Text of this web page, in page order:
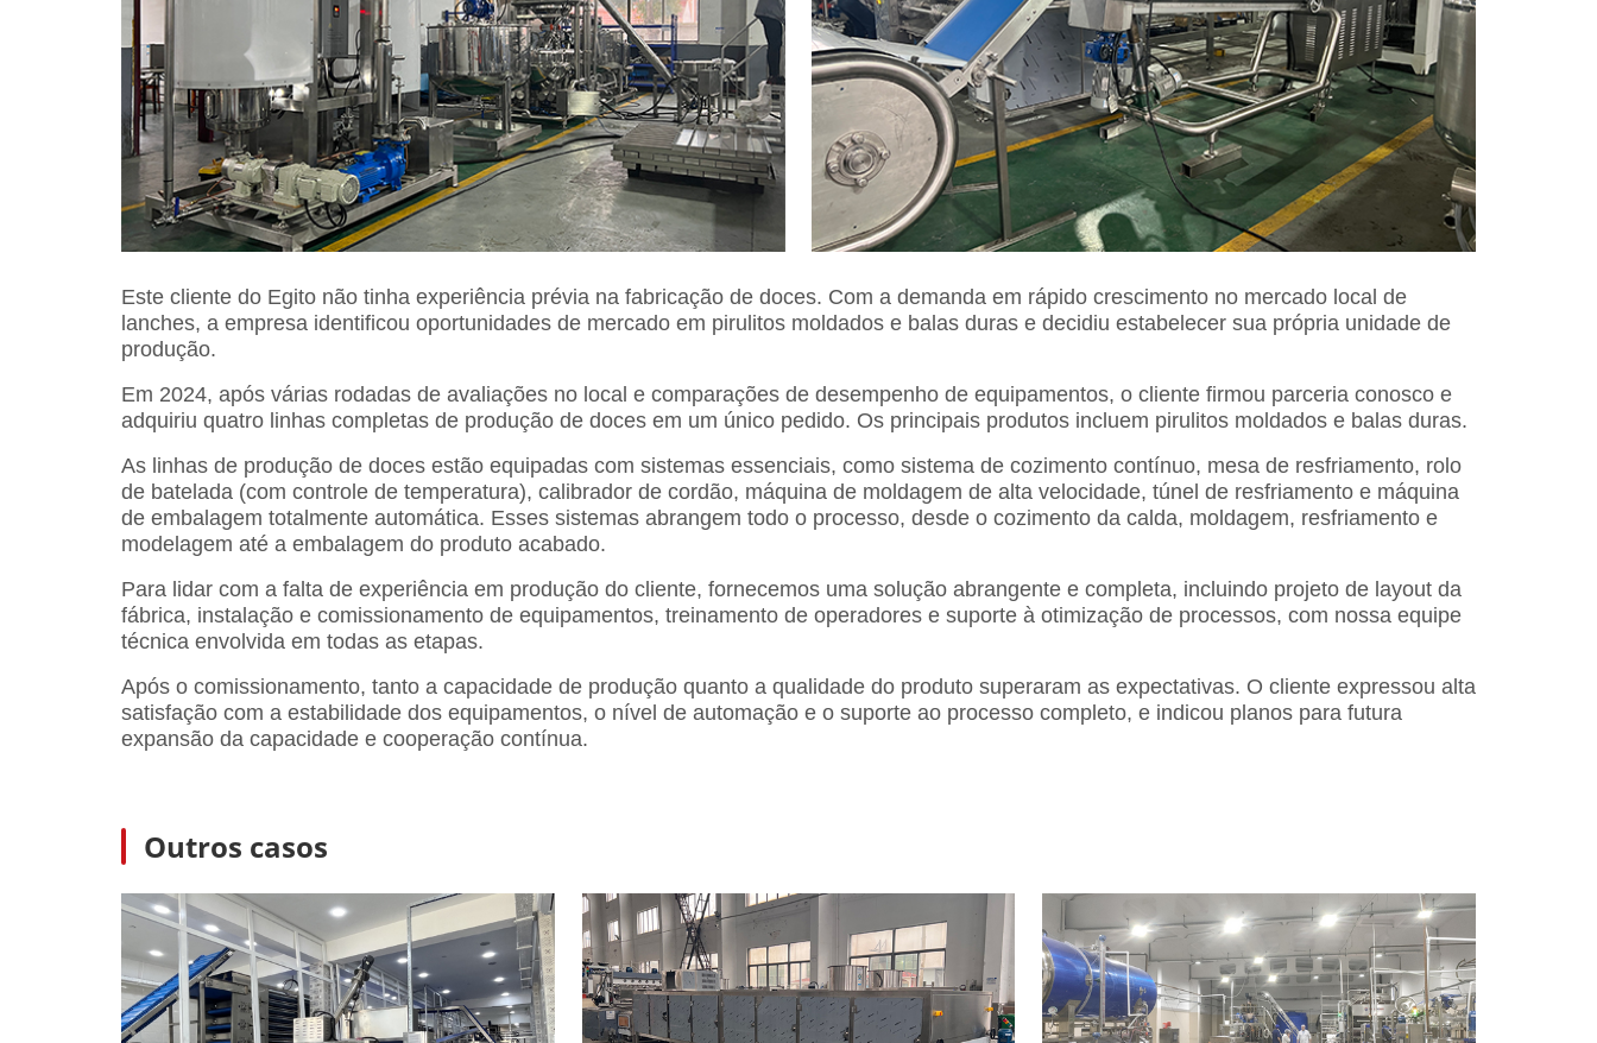
Este cliente do Egito não tinha experiência prévia na fabricação de doces. Com a demanda em rápido crescimento no mercado local de
lanches, a empresa identificou oportunidades de mercado em pirulitos moldados e balas duras e decidiu estabelecer sua própria unidade de
produção.
Em 2024, após várias rodadas de avaliações no local e comparações de desempenho de equipamentos, o cliente firmou parceria conosco e
adquiriu quatro linhas completas de produção de doces em um único pedido. Os principais produtos incluem pirulitos moldados e balas duras.
As linhas de produção de doces estão equipadas com sistemas essenciais, como sistema de cozimento contínuo, mesa de resfriamento, rolo
de batelada (com controle de temperatura), calibrador de cordão, máquina de moldagem de alta velocidade, túnel de resfriamento e máquina
de embalagem totalmente automática. Esses sistemas abrangem todo o processo, desde o cozimento da calda, moldagem, resfriamento e
modelagem até a embalagem do produto acabado.
Para lidar com a falta de experiência em produção do cliente, fornecemos uma solução abrangente e completa, incluindo projeto de layout da
fábrica, instalação e comissionamento de equipamentos, treinamento de operadores e suporte à otimização de processos, com nossa equipe
técnica envolvida em todas as etapas.
Após o comissionamento, tanto a capacidade de produção quanto a qualidade do produto superaram as expectativas. O cliente expressou alta
satisfação com a estabilidade dos equipamentos, o nível de automação e o suporte ao processo completo, e indicou planos para futura
expansão da capacidade e cooperação contínua.
Outros casos